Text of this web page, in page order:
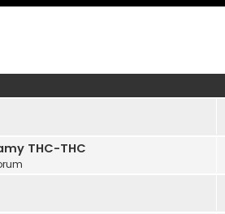
THC-THC